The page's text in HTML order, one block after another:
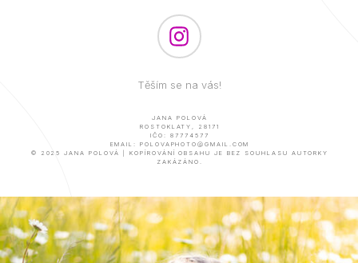
Těším se na vás!
JANA POLOVÁ
ROSTOKLATY, 28171
IČO: 87774577
EMAIL: POLOVAPHOTO@GMAIL.COM
© 2025 JANA POLOVÁ | KOPÍROVÁNÍ OBSAHU JE BEZ SOUHLASU AUTORKY
ZAKÁZÁNO.